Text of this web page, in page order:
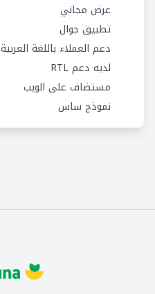
عرض مجاني
تطبيق جوال
دعم العملاء باللغة العربية
لديه دعم RTL
مستضاف على الويب
نموذج ساس